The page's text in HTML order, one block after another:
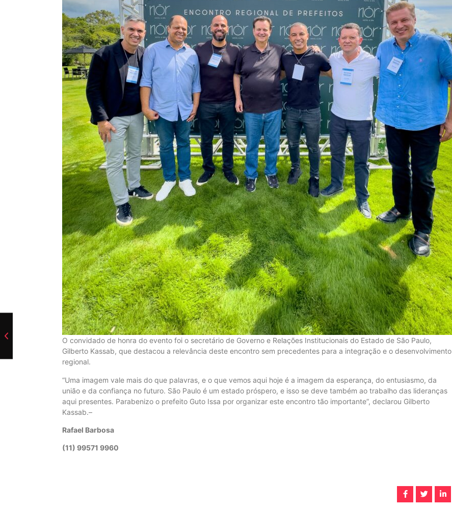
O convidado de honra do evento foi o secretário de Governo e Relações Institucionais do Estado de São Paulo,
Gilberto Kassab, que destacou a relevância deste encontro sem precedentes para a integração e o desenvolvimento
regional.
“Uma imagem vale mais do que palavras, e o que vemos aqui hoje é a imagem da esperança, do entusiasmo, da
união e da confiança no futuro. São Paulo é um estado próspero, e isso se deve também ao trabalho das lideranças
aqui presentes. Parabenizo o prefeito Guto Issa por organizar este encontro tão importante”, declarou Gilberto
Kassab.–
Rafael Barbosa
(11) 99571 9960